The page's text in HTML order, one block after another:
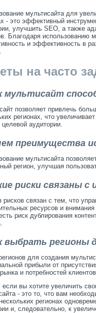
мультисайта для
- это эффективный
улучшить SEO, а также
Благодаря использованию
и эффективность в
на часто
мультисайт
позволяет привлечь
регионах, что
аудитории.
преимущества
мультисайта
регион, улучшая
риски связаны
рисков связан с тем, что
ресурсов и
риск дублирования
выбрать регионы
для создания
прибыли от
и потребностей
если вы хотите увеличить
- это то, что вам
регионах
и, следовательно, к